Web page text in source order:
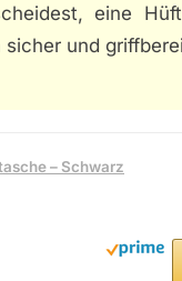
eine
und
– Schwarz